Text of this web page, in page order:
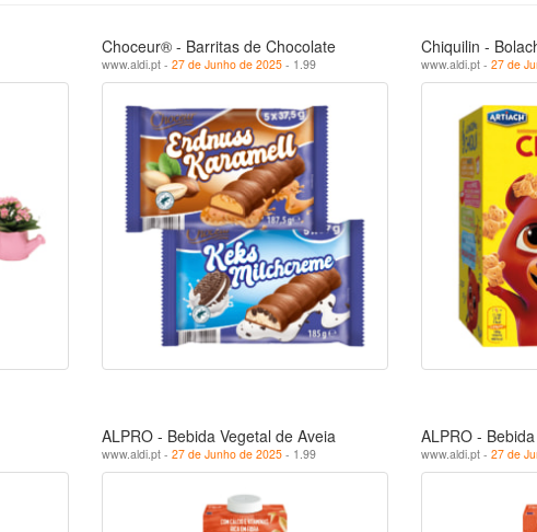
Choceur® - Barritas de Chocolate
www.aldi.pt - 27 de Junho de 2025- 1.99
Chiquilin -
www.aldi.pt - 27 de
ALPRO - Bebida Vegetal de Aveia
www.aldi.pt - 27 de Junho de 2025- 1.99
ALPRO -
www.aldi.pt - 27 de